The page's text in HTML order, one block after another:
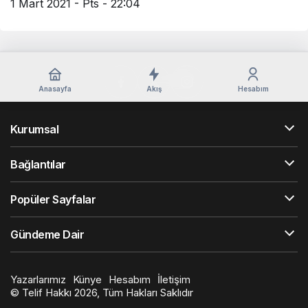
1 Mart 2021 - Pts - 22:04
Anasayfa Akış Hesabım
Kurumsal
Bağlantılar
Popüler Sayfalar
Gündeme Dair
Yazarlarımız Künye Hesabım
İletişim
© Telif Hakkı 2026, Tüm Hakları Saklıdır